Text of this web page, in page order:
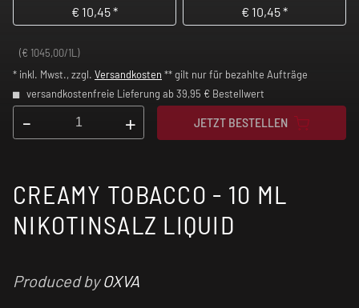
€ 10,45* € 10,45*
(€ 1045,00/1L)
* inkl. Mwst., zzgl. Versandkosten ** gilt nur für bezahlte Aufträge
versandkostenfreie Lieferung ab 39,95 € Bestellwert
- + JETZT BESTELLEN
CREAMY TOBACCO - 10 ML
NIKOTINSALZ LIQUID
Produced byOXVA